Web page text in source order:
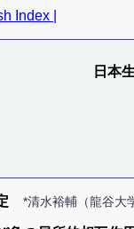
Index |
日本
*清水裕輔（龍谷大